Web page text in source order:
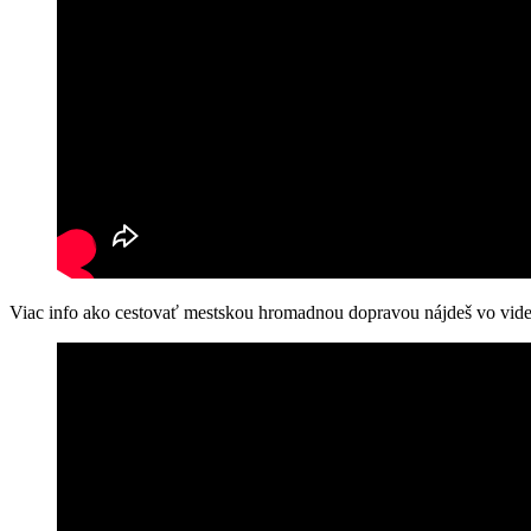
Viac info ako cestovať mestskou hromadnou dopravou nájdeš vo